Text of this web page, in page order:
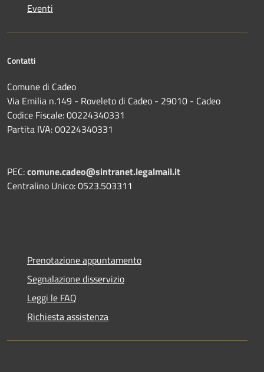
Eventi
Contatti
Comune di Cadeo
Via Emilia n.149 - Roveleto di Cadeo - 29010 - Cadeo
Codice Fiscale: 00224340331
Partita IVA: 00224340331
PEC:comune.cadeo@sintranet.legalmail.it
Centralino Unico: 0523.503311
Prenotazione appuntamento
Segnalazione disservizio
Leggi le FAQ
Richiesta assistenza